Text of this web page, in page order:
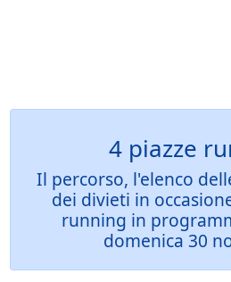
4 piazze
Il percorso, l'elenco
dei divieti in
running in
domenica 30